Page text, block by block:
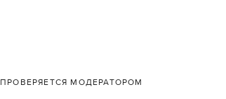
ПРОВЕРЯЕТСЯ МОДЕРАТОРОМ